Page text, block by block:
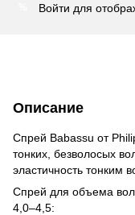
Войти для
Описание
Спрей Babassu от
тонких, безволосых
эластичность тонким
Спрей для объема
4,0–4,5: